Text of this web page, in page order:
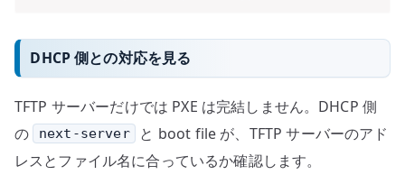
DHCP 側との対応を見る
TFTP サーバーだけでは PXE は完結しません。DHCP 側
の
next-server
と boot file が、TFTP サーバーのアド
レスとファイル名に合っているか確認します。